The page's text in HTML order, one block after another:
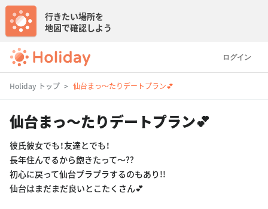
ログイン
行きたい場所を
地図で確認しよう
Holiday トップ 仙台まっ〜たりデートプラン💕
仙台まっ〜たりデートプラン💕
彼氏彼女でも！友達とでも！
長年住んでるから飽きたって〜??
初心に戻って仙台プラプラするのもあり!!
仙台はまだまだ良いとこたくさん💕